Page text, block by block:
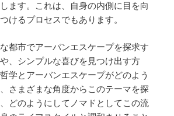
ます。これは、自身の内側に目を向
けるプロセスでもあります。
都市でアーバンエスケープを探求す
、シンプルな喜びを見つけ出す方
学とアーバンエスケープがどのよう
さまざまな角度からこのテーマを探
どのようにしてノマドとしてこの流